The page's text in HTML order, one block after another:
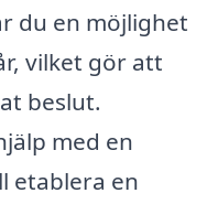
du en möjlighet
vilket gör att
beslut.
med en
etablera en